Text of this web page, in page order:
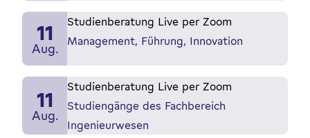
11
Aug.
Studienberatung Live per Zoom
Management, Führung, Innovation
11
Aug.
Studienberatung Live per Zoom
Studiengänge des Fachbereich
Ingenieurwesen